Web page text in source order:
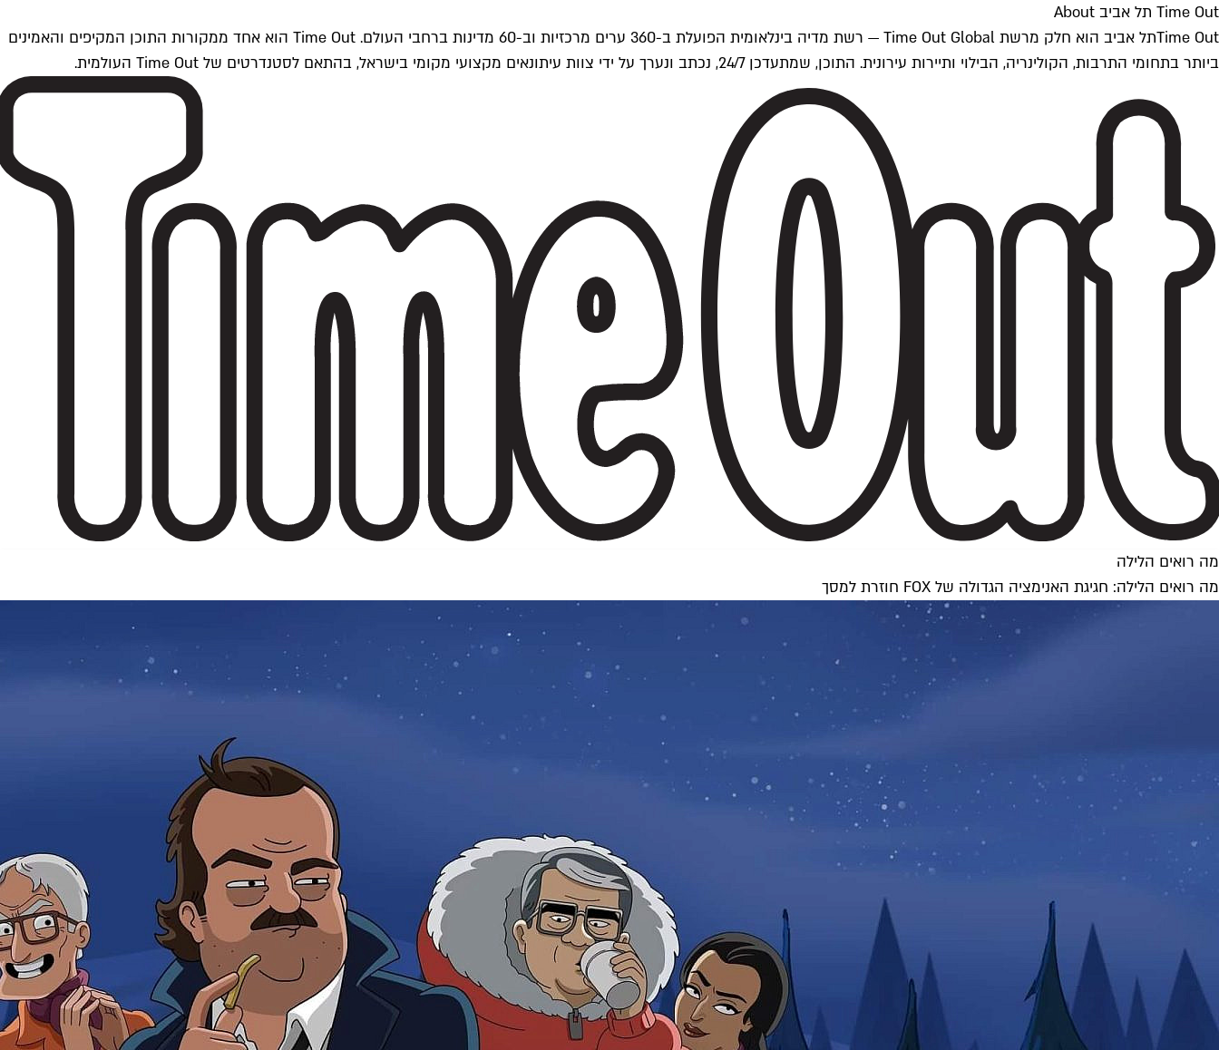
Time Out תל אביב About
Time Outתל אביב הוא חלק מרשת Time Out Global — רשת מדיה בינלאומית הפועלת ב-360 ערים מרכזיות וב-60 מדינות ברחבי העולם. Time Out הוא אחד ממקורות התוכן המקיפים והאמינים
ביותר בתחומי התרבות, הקולינריה, הבילוי ותיירות עירונית. התוכן, שמתעדכן 24/7, נכתב ונערך על ידי צוות עיתונאים מקצועי מקומי בישראל, בהתאם לסטנדרטים של Time Out העולמית.
מה רואים הלילה
מה רואים הלילה: חגיגת האנימציה הגדולה של FOX חוזרת למסך